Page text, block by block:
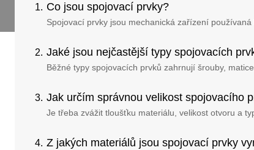
Co jsou spojovací prvky?
Spojovací prvky jsou mechanická zařízení
Jaké jsou nejčastější typy spojovacích
Běžné typy spojovacích prvků zahrnují šrouby,
Jak určím správnou velikost spojovacího
Je třeba zvážit tloušťku materiálu, velikost otvoru a
Z jakých materiálů jsou spojovací prvky